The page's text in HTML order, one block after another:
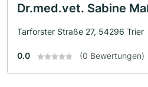
Dr.med.vet. Sabine
Tarforster Straße 27, 54296 Trier
0.0 (0 Bewertungen)